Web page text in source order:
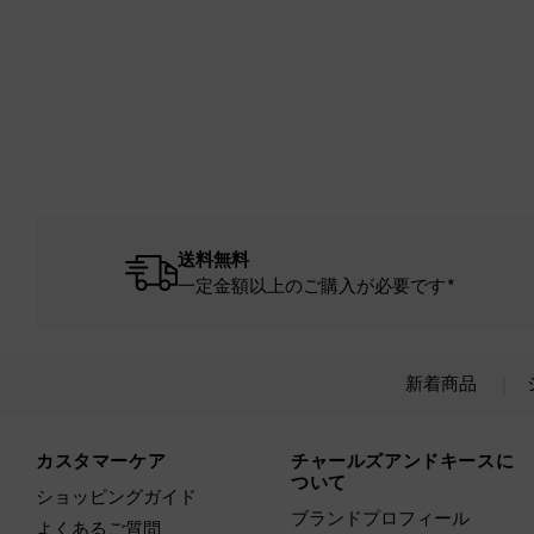
送料無料
一定金額以上のご購入が必要です*
新着商品
カスタマーケア
ショッピングガイド
チャールズアンドキースに
ついて
ブランドプロフィール